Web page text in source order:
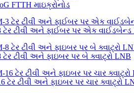
FTTH માઇક્રોનોડ
ટેર ટીવી અને ફાઈબર પર એક વાઈડબેન્ડ
ટેર ટીવી અને ફાઇબર પર બે ક્વાટ્રો LNB
ટેર ટીવી અને ફાઇબર પર ચાર ક્વાટ્રો